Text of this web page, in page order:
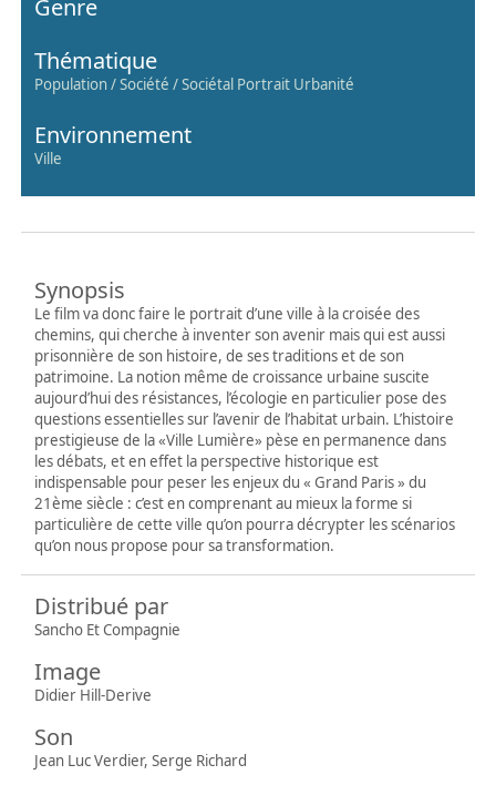
Genre
Thématique
Population / Société / Sociétal Portrait Urbanité
Environnement
Ville
Synopsis
Le film va donc faire le portrait d’une ville à la croisée des
chemins, qui cherche à inventer son avenir mais qui est aussi
prisonnière de son histoire, de ses traditions et de son
patrimoine. La notion même de croissance urbaine suscite
aujourd’hui des résistances, l’écologie en particulier pose des
questions essentielles sur l’avenir de l’habitat urbain. L’histoire
prestigieuse de la «Ville Lumière» pèse en permanence dans
les débats, et en effet la perspective historique est
indispensable pour peser les enjeux du « Grand Paris » du
21ème siècle : c’est en comprenant au mieux la forme si
particulière de cette ville qu’on pourra décrypter les scénarios
qu’on nous propose pour sa transformation.
Distribué par
Sancho Et Compagnie
Image
Didier Hill-Derive
Son
Jean Luc Verdier, Serge Richard